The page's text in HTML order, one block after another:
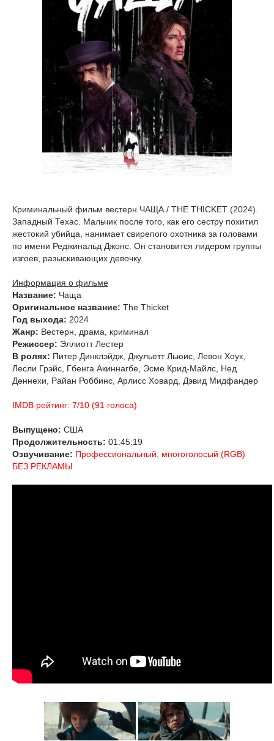
Криминальный фильм вестерн ЧАЩА / THE THICKET (2024).
Западный Техас. Мальчик после того, как его сестру похитил
жестокий убийца, нанимает свирепого охотника за головами
по имени Реджинальд Джонс. Он становится лидером группы
изгоев, разыскивающих девочку.
Информация о фильме
Название: Чаща
Оригинальное название: The Thicket
Год выхода: 2024
Жанр: Вестерн, драма, криминал
Режиссер: Эллиотт Лестер
В ролях: Питер Динклэйдж, Джульетт Льюис, Левон Хоук,
Лесли Грэйс, Гбенга Акиннагбе, Эсме Крид-Майлс, Нед
Деннехи, Райан Роббинс, Арлисс Ховард, Дэвид Мидфандер
IMDB рейтинг: 7/10 (91 голосa)
Выпущено: США
Продолжительность: 01:45:19
Озвучивание: Профессиональный, многоголосый (RGB)
БЕЗ РЕКЛАМЫ